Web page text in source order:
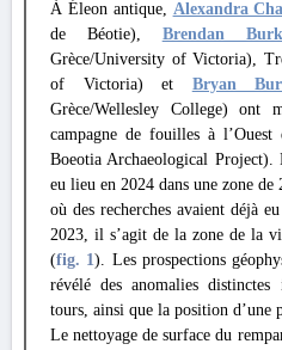
À Éleon antique, Alexandra
de Béotie), Brendan
Grèce/University of Victoria),
of Victoria) et Bryan
Grèce/Wellesley College) ont
campagne de fouilles à
Boeotia Archaeological
eu lieu en 2024 dans une zone de
où des recherches avaient déjà
2023, il s’agit de la zone de la
(fig. 1). Les prospections
révélé des anomalies
tours, ainsi que la position d’une
Le nettoyage de surface du